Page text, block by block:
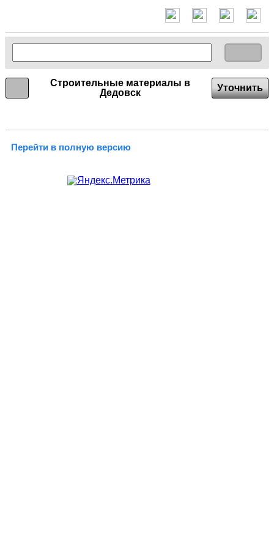
Строительные материалы в
Дедовск
Уточнить
Перейти в полную версию